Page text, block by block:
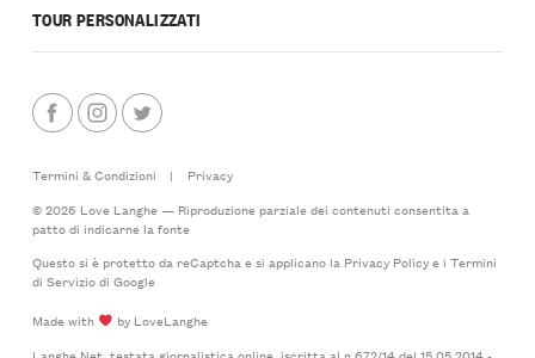
TOUR PERSONALIZZATI
Termini & Condizioni |
Privacy
© 2026 Love Langhe — Riproduzione parziale dei contenuti consentita a
patto di indicarne la fonte
Questo si è protetto da reCaptcha e si applicano la Privacy Policye i Termini
di Serviziodi Google
Made with
by LoveLanghe